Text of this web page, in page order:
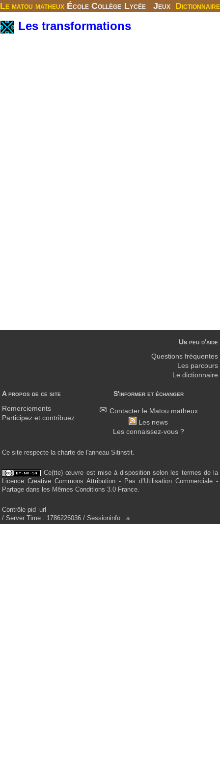
Le matou matheux École Collège Lycée Jeux Dictionnaire
Les transformations
A propos de ce site
Remerciements
Participez et contribuez
S'informer et échanger
Contacter le Matou matheux
Les news
Les connaissez-vous ?
Un peu d'aide
Questions fréquentes
Les parcours
Le dictionnaire
Ce site respecte la charte de l'anneau Sitinstit.
Ce(tte) œuvre est mise à disposition selon les termes de la
Licence Creative Commons Attribution - Pas d’Utilisation Commerciale -
Partage dans les Mêmes Conditions 3.0 France.
Contrôle pid_url
/ Server Time : 1786226036 / Sessioninfo : a